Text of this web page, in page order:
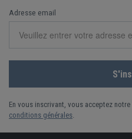
Adresse email
En vous inscrivant, vous acceptez notre
conditions générales.